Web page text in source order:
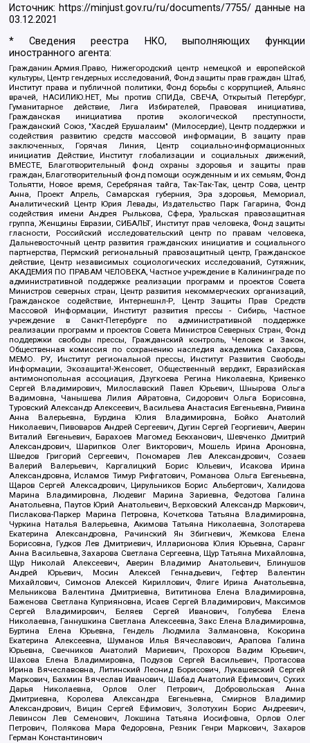
Источник: https://minjust.gov.ru/ru/documents/7755/ данные на
03.12.2021
* Сведения реестра НКО, выполняющих функции
иностранного агента:
Гражданин.Армия.Право, Нижегородский центр немецкой и европейской
культуры, Центр гендерных исследований, Фонд защиты прав граждан Штаб,
Институт права и публичной политики, Фонд борьбы с коррупцией, Альянс
врачей, НАСИЛИЮ.НЕТ, Мы против СПИДа, СВЕЧА, Открытый Петербург,
Гуманитарное действие, Лига Избирателей, Правовая инициатива,
Гражданская инициатива против экологической преступности,
Гражданский Союз, "Хасдей Ерушалаим" (Милосердие), Центр поддержки и
содействия развитию средств массовой информации, В защиту прав
заключенных, Горячая Линия, Центр социально-информационных
инициатив Действие, Институт глобализации и социальных движений,
ВМЕСТЕ, Благотворительный фонд охраны здоровья и защиты прав
граждан, Благотворительный фонд помощи осужденным и их семьям, Фонд
Тольятти, Новое время, Серебряная тайга, Так-Так-Так, центр Сова, центр
Анна, Проект Апрель, Самарская губерния, Эра здоровья, Мемориал,
Аналитический Центр Юрия Левады, Издательство Парк Гагарина, Фонд
содействия имени Андрея Рылькова, Сфера, Уральская правозащитная
группа, Женщины Евразии, СИБАЛЬТ, Институт прав человека, Фонд защиты
гласности, Российский исследовательский центр по правам человека,
Дальневосточный центр развития гражданских инициатив и социального
партнерства, Пермский региональный правозащитный центр, Гражданское
действие, Центр независимых социологических исследований, Сутяжник,
АКАДЕМИЯ ПО ПРАВАМ ЧЕЛОВЕКА, Частное учреждение в Калининграде по
административной поддержке реализации программ и проектов Совета
Министров северных стран, Центр развития некоммерческих организаций,
Гражданское содействие, Интернешнл-Р, Центр Защиты Прав Средств
Массовой Информации, Институт развития прессы - Сибирь, Частное
учреждение в Санкт-Петербурге по административной поддержке
реализации программ и проектов Совета Министров Северных Стран, Фонд
поддержки свободы прессы, Гражданский контроль, Человек и Закон,
Общественная комиссия по сохранению наследия академика Сахарова,
МЕМО. РУ, Институт региональной прессы, Институт Развития Свободы
Информации, Экозащита!-Женсовет, Общественный вердикт, Евразийская
антимонопольная ассоциация, Дзугкоева Регина Николаевна, Кривенко
Сергей Владимирович, Милославский Павел Юрьевич, Шнырова Ольга
Вадимовна, Чанышева Лилия Айратовна, Сидорович Ольга Борисовна,
Туровский Александр Алексеевич, Васильева Анастасия Евгеньевна, Ривина
Анна Валерьевна, Бурдина Юлия Владимировна, Бойко Анатолий
Николаевич, Пивоваров Андрей Сергеевич, Дугин Сергей Георгиевич, Аверин
Виталий Евгеньевич, Барахоев Магомед Бекханович, Шевченко Дмитрий
Александрович, Шарипков Олег Викторович, Мошель Ирина Ароновна,
Шведов Григорий Сергеевич, Пономарев Лев Александрович, Созаев
Валерий Валерьевич, Каргалицкий Борис Юльевич, Исакова Ирина
Александровна, Исламов Тимур Рифгатович, Романова Ольга Евгеньевна,
Щаров Сергей Алексадрович, Цирульников Борис Альбертович, Халидова
Марина Владимировна, Людевиг Марина Зариевна, Федотова Галина
Анатольевна, Паутов Юрий Анатольевич, Верховский Александр Маркович,
Пислакова-Паркер Марина Петровна, Кочеткова Татьяна Владимировна,
Чуркина Наталья Валерьевна, Акимова Татьяна Николаевна, Золотарева
Екатерина Александровна, Рачинский Ян Збигневич, Жемкова Елена
Борисовна, Гудков Лев Дмитриевич, Илларионова Юлия Юрьевна, Саранг
Анна Васильевна, Захарова Светлана Сергеевна, Щур Татьяна Михайловна,
Щур Николай Алексеевич, Аверин Владимир Анатольевич, Блинушов
Андрей Юрьевич, Мосин Алексей Геннадьевич, Гефтер Валентин
Михайлович, Симонов Алексей Кириллович, Флиге Ирина Анатольевна,
Мельникова Валентина Дмитриевна, Вититинова Елена Владимировна,
Баженова Светлана Куприяновна, Исаев Сергей Владимирович, Максимов
Сергей Владимирович, Беляев Сергей Иванович, Голубева Елена
Николаевна, Ганнушкина Светлана Алексеевна, Закс Елена Владимировна,
Буртина Елена Юрьевна, Гендель Людмила Залмановна, Кокорина
Екатерина Алексеевна, Шуманов Илья Вячеславович, Арапова Галина
Юрьевна, Свечников Анатолий Мариевич, Прохоров Вадим Юрьевич,
Шахова Елена Владимировна, Подузов Сергей Васильевич, Протасова
Ирина Вячеславовна, Литинский Леонид Борисович, Лукашевский Сергей
Маркович, Бахмин Вячеслав Иванович, Шабад Анатолий Ефимович, Сухих
Дарья Николаевна, Орлов Олег Петрович, Добровольская Анна
Дмитриевна, Королева Александра Евгеньевна, Смирнов Владимир
Александрович, Вицин Сергей Ефимович, Золотухин Борис Андреевич,
Левинсон Лев Семенович, Локшина Татьяна Иосифовна, Орлов Олег
Петрович, Полякова Мара Федоровна, Резник Генри Маркович, Захаров
Герман Константинович